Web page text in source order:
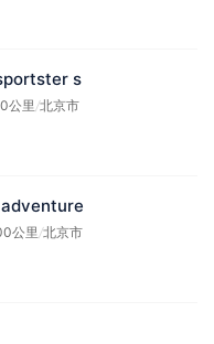
s
公里 /北京市
公里 /北京市